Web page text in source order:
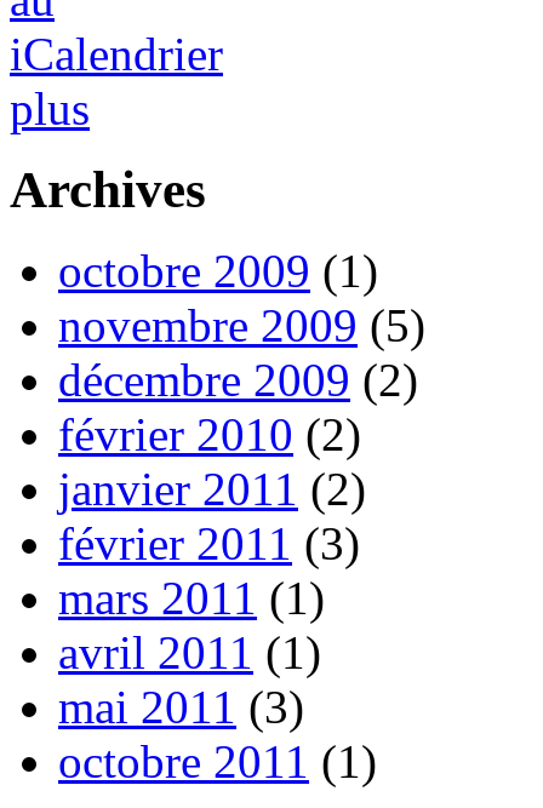
plus
Archives
octobre 2009 (1)
novembre 2009 (5)
décembre 2009 (2)
février 2010 (2)
janvier 2011 (2)
février 2011 (3)
mars 2011 (1)
avril 2011 (1)
mai 2011 (3)
octobre 2011 (1)